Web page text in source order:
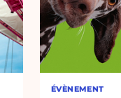
ÉVÈNEMENT